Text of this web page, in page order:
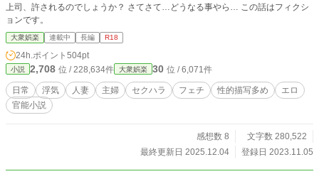
上司、許されるのでしょうか？ さてさて…どうなる事やら… この話はフィクシ
ョンです。
大衆娯楽 連載中 長編 R18
24h.ポイント 504pt
小説 2,708 位 / 228,634件 大衆娯楽 30 位 / 6,071件
日常 浮気 人妻 主婦 セクハラ フェチ 性的描写多め
エロ
官能小説
感想数 8
文字数 280,522
最終更新日 2025.12.04
登録日 2023.11.05